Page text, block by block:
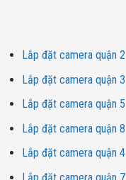
Lắp đặt camera quận 2
Lắp đặt camera quận 3
Lắp đặt camera quận 5
Lắp đặt camera quận 8
Lắp đặt camera quận 4